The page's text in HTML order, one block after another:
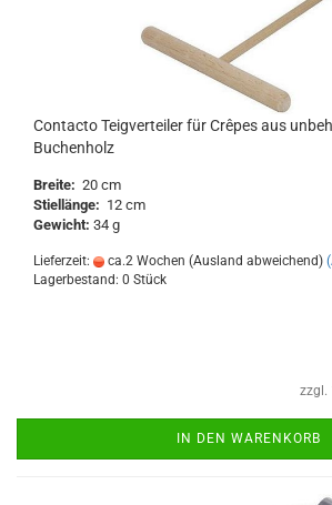
Contacto Teigverteiler für Crêpes aus
Buchenholz
Breite: 20 cm
Stiellänge: 12 cm
Gewicht: 34 g
Lieferzeit: ca.2 Wochen (Ausland abweichend)
Lagerbestand: 0 Stück
zzgl.
IN DEN WARENKORB